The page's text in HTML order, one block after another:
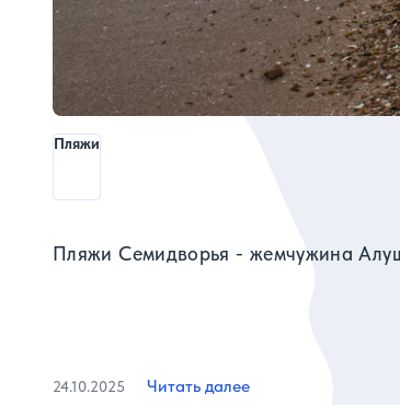
Пляжи Семидворья - жемчужина
Пляжи
24.10.2025 Читать далее